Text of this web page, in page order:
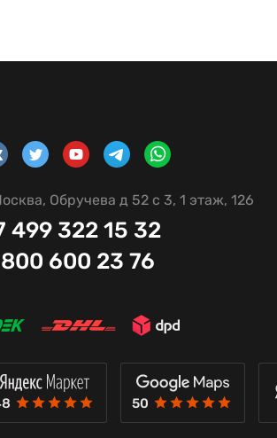
Обручева д 52 с 3, 1 этаж, 126
499 322 15 32
600 23 76
50